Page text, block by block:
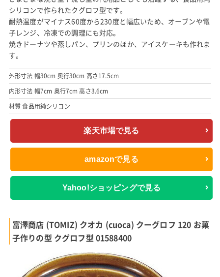
シリコンで作られたクグロフ型です。
耐熱温度がマイナス60度から230度と幅広いため、オーブンや電
子レンジ、冷凍での調理にも対応。
焼きドーナツや蒸しパン、プリンのほか、アイスケーキも作れま
す。
外形寸法 幅30cm 奥行30cm 高さ17.5cm
内形寸法 幅7cm 奥行7cm 高さ3.6cm
材質 食品用純シリコン
楽天市場で見る
amazonで見る
Yahoo!ショッピングで見る
富澤商店 (TOMIZ) クオカ (cuoca) クーグロフ 120 お菓
子作りの型 クグロフ型 01588400